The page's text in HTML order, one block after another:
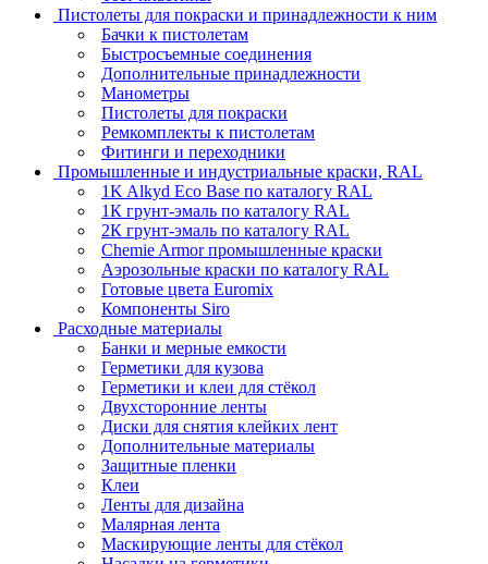
Пистолеты для покраски и принадлежности к ним
Бачки к пистолетам
Быстросъемные соединения
Дополнительные принадлежности
Манометры
Пистолеты для покраски
Ремкомплекты к пистолетам
Фитинги и переходники
Промышленные и индустриальные краски, RAL
1K Alkyd Eco Base по каталогу RAL
1К грунт-эмаль по каталогу RAL
2К грунт-эмаль по каталогу RAL
Chemie Armor промышленные краски
Аэрозольные краски по каталогу RAL
Готовые цвета Euromix
Компоненты Siro
Расходные материалы
Банки и мерные емкости
Герметики для кузова
Герметики и клеи для стёкол
Двухсторонние ленты
Диски для снятия клейких лент
Дополнительные материалы
Защитные пленки
Клеи
Ленты для дизайна
Малярная лента
Маскирующие ленты для стёкол